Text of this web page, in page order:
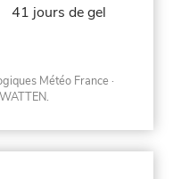
41 jours de gel
Météo France ·